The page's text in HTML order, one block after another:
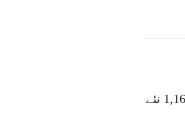
پاکستان میں کورونا سے مزید 42 اموات، 1,163 نئے